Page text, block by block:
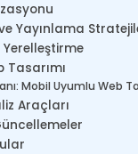
Yayınlama
Tasarımı
Mobil Uyumlu Web
Araçları